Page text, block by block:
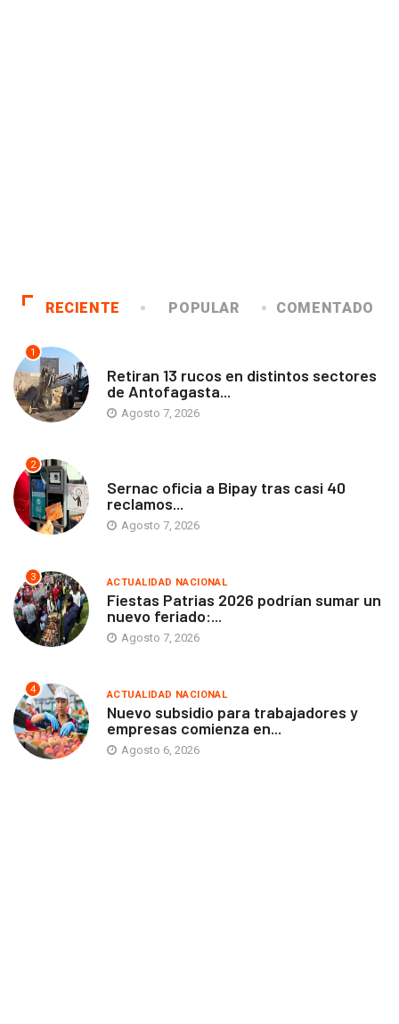
RECIENTE POPULAR COMENTADO
1
Retiran 13 rucos en distintos sectores
de Antofagasta...
Agosto 7, 2026
2
Sernac oficia a Bipay tras casi 40
reclamos...
Agosto 7, 2026
3 ACTUALIDAD NACIONAL
Fiestas Patrias 2026 podrían sumar un
nuevo feriado:...
Agosto 7, 2026
4 ACTUALIDAD NACIONAL
Nuevo subsidio para trabajadores y
empresas comienza en...
Agosto 6, 2026